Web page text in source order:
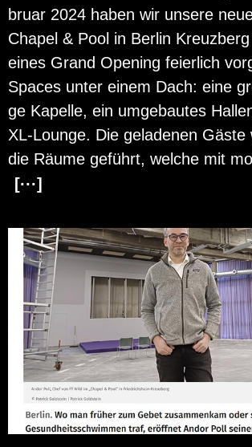
bru­ar 2024 haben wir un­se­re
Cha­pel & Pool in Ber­lin
eines Grand Opening fei­er­lich
Spaces unter einem Dach: eine
ge Ka­pel­le, ein um­ge­bau­tes
XL-Lounge. Die ge­la­de­nen Gäste
die Räume ge­führt, wel­che mit
[···]